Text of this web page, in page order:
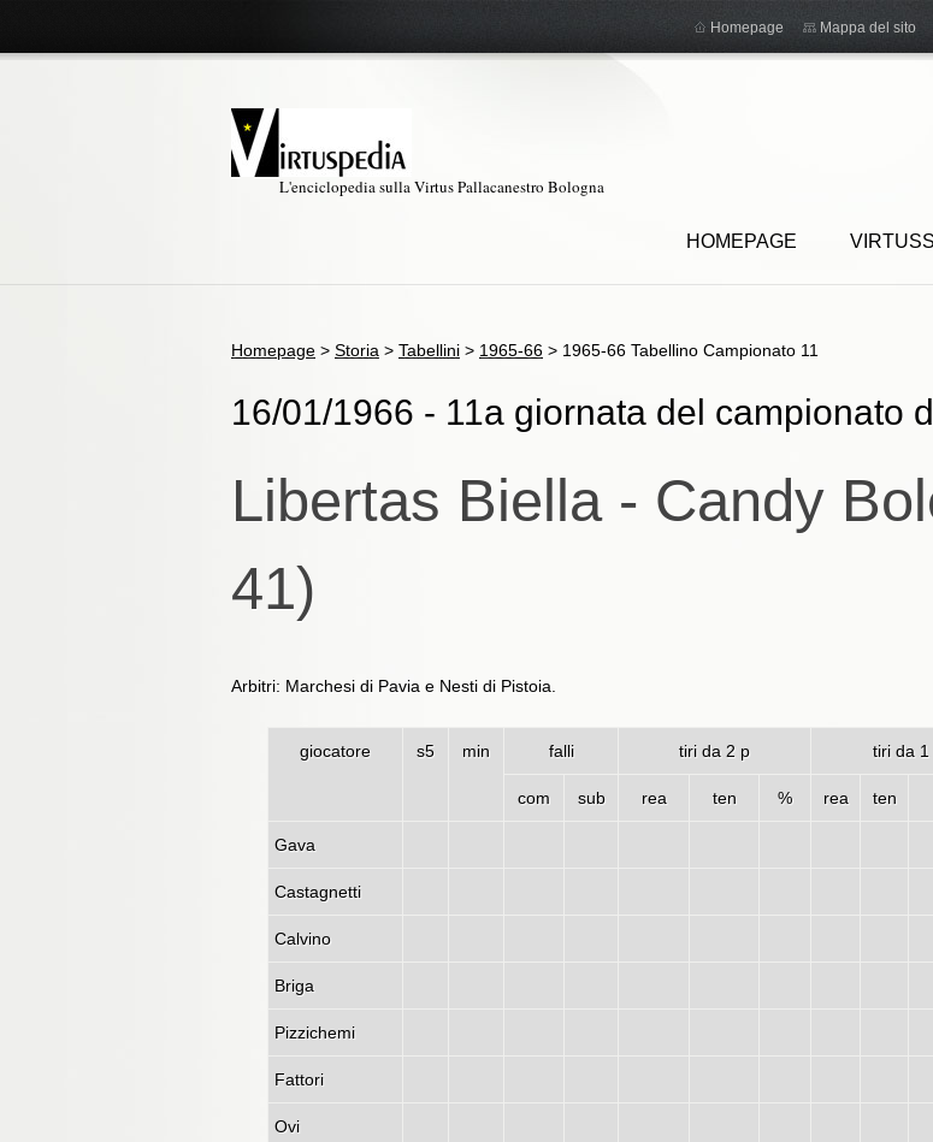
L'enciclopedia sulla Virtus Pallacanestro Bologna
HOMEPAGE
Homepage Mappa del sito
Homepage > Storia > Tabellini > 1965-66 > 1965-66 Tabellino Campionato 11
16/01/1966 - 11a giornata del campionato
Libertas Biella - Candy
41)
Arbitri: Marchesi di Pavia e Nesti di Pistoia.
giocatore s5 min falli tiri da 2 p tiri da 1
com sub rea ten % rea ten
Gava
Castagnetti
Calvino
Briga
Pizzichemi
Fattori
Ovi